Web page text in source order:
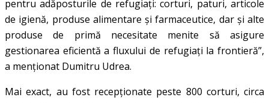
pentru adăposturile de refugiați: corturi, paturi, articole
de igienă, produse alimentare și farmaceutice, dar și alte
produse de primă necesitate menite să asigure
gestionarea eficientă a fluxului de refugiați la frontieră”,
a menționat Dumitru Udrea.
Mai exact, au fost recepționate peste 800 corturi, circa